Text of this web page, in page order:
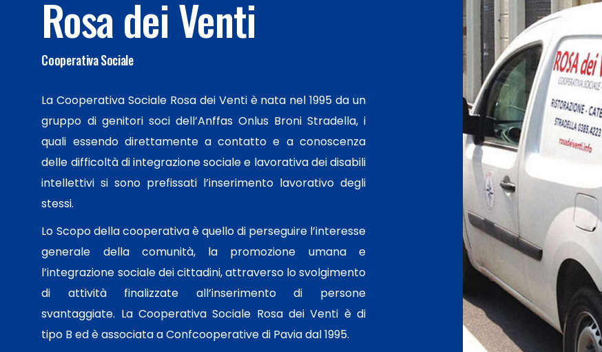
Rosa dei Venti
Cooperativa Sociale
La Cooperativa Sociale Rosa dei Venti è nata nel 1995 da un
gruppo di genitori soci dell’Anffas Onlus Broni Stradella, i
quali essendo direttamente a contatto e a conoscenza
delle difficoltà di integrazione sociale e lavorativa dei disabili
intellettivi si sono prefissati l’inserimento lavorativo degli
stessi.
Lo Scopo della cooperativa è quello di perseguire l’interesse
generale della comunità, la promozione umana e
l’integrazione sociale dei cittadini, attraverso lo svolgimento
di attività finalizzate all’inserimento di persone
svantaggiate. La Cooperativa Sociale Rosa dei Venti è di
tipo B ed è associata a Confcooperative di Pavia dal 1995.